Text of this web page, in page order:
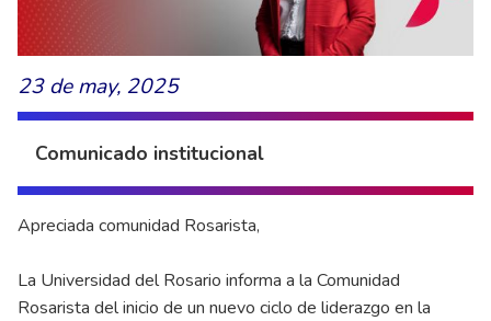
23 de may, 2025
Comunicado institucional
Apreciada comunidad Rosarista,
La Universidad del Rosario informa a la Comunidad
Rosarista del inicio de un nuevo ciclo de liderazgo en la